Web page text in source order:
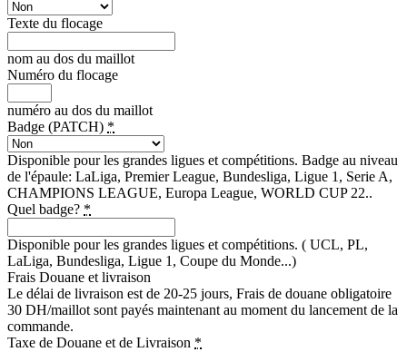
Texte du flocage
nom au dos du maillot
Numéro du flocage
numéro au dos du maillot
Badge (PATCH) *
Disponible pour les grandes ligues et compétitions. Badge au niveau
de l'épaule: LaLiga, Premier League, Bundesliga, Ligue 1, Serie A,
CHAMPIONS LEAGUE, Europa League, WORLD CUP 22..
Quel badge? *
Disponible pour les grandes ligues et compétitions. ( UCL, PL,
LaLiga, Bundesliga, Ligue 1, Coupe du Monde...)
Frais Douane et livraison
Le délai de livraison est de 20-25 jours, Frais de douane obligatoire
30 DH/maillot sont payés maintenant au moment du lancement de la
commande.
Taxe de Douane et de Livraison *